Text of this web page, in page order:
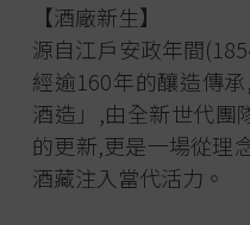
【酒廠新生】
源自江戶安政年間
經逾160年的釀造傳
酒造」,由全新世代團
的更新,更是一場從理
酒藏注入當代活力。